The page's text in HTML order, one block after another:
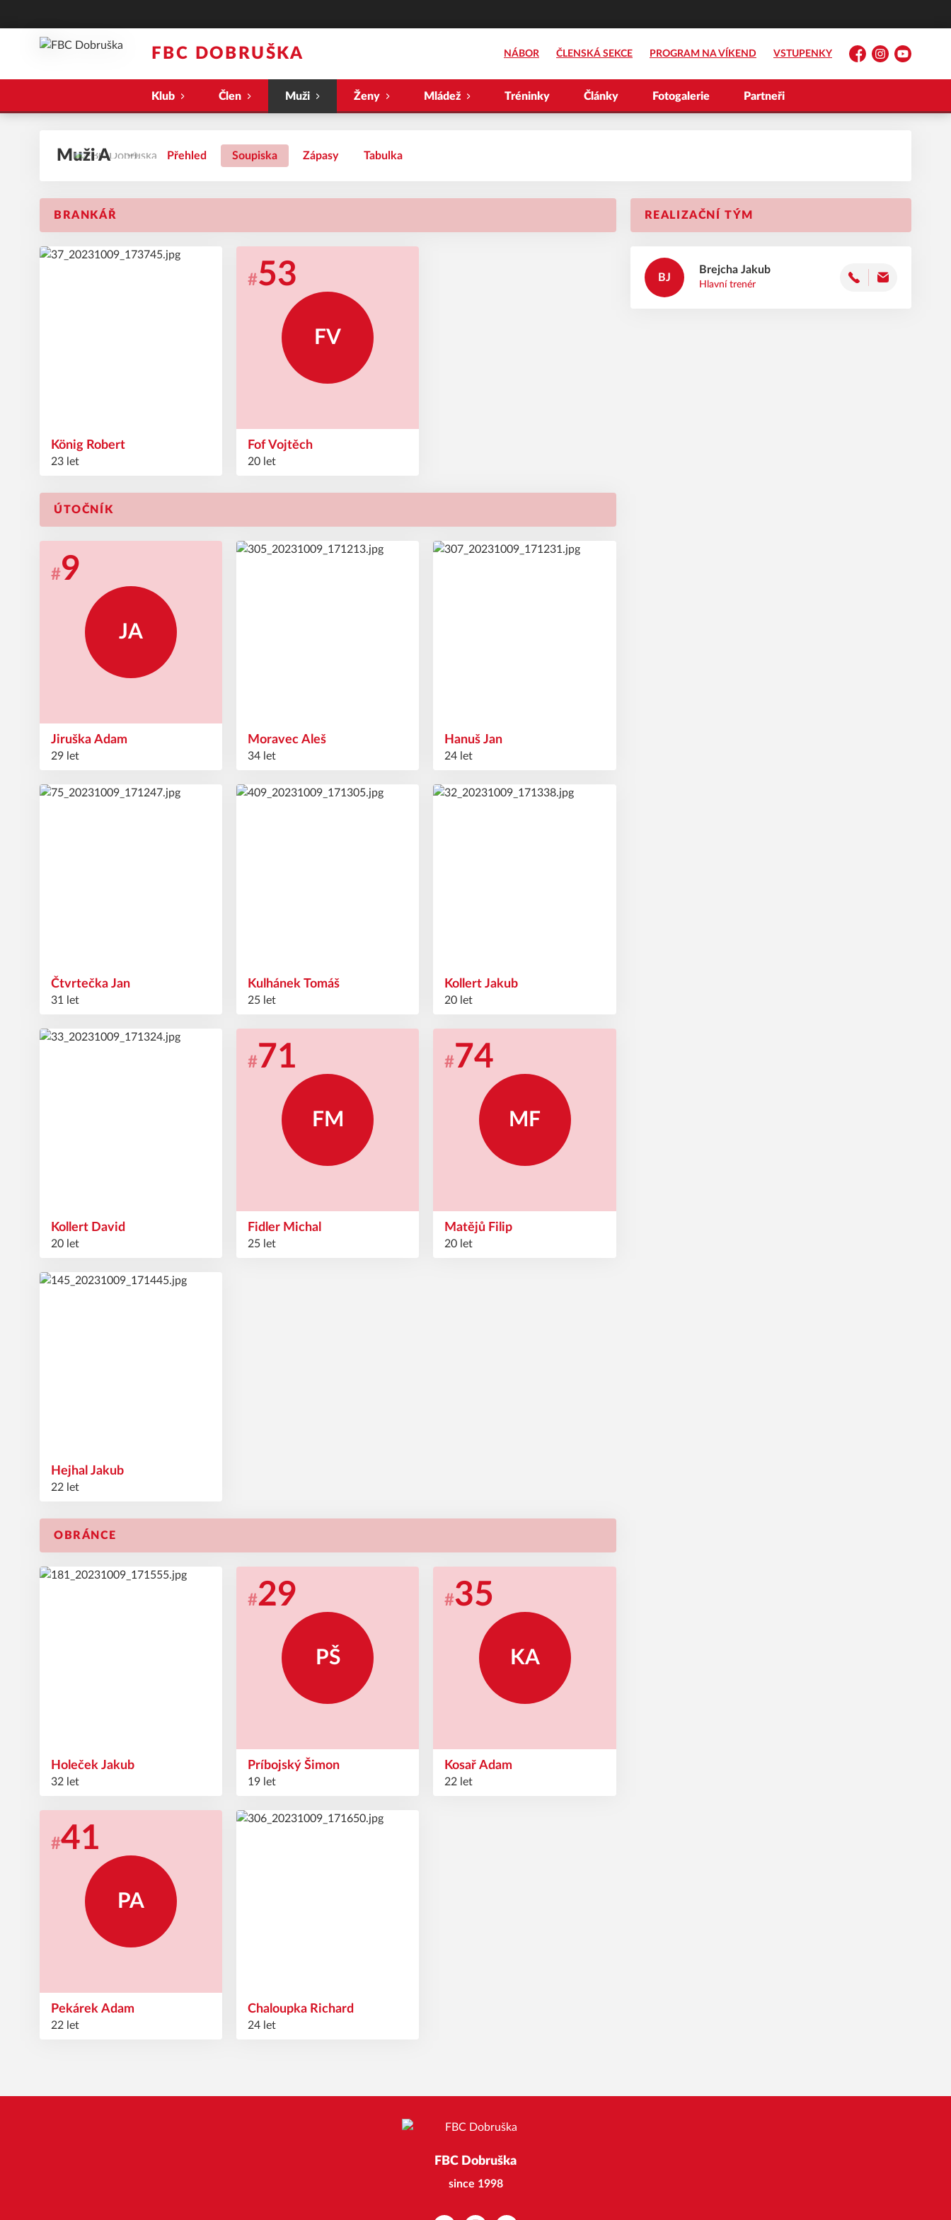
FBC DOBRUŠKA NÁBOR ČLENSKÁ SEKCE PROGRAM NA VÍKEND VSTUPENKY
FacebookInstagramYouTube
Klub Člen Muži Ženy Mládež Tréninky Články Fotogalerie Partneři
Muži A Přehled Soupiska Zápasy Tabulka
REALIZAČNÍ TÝM
BJ
Jakub
Brejcha
Hlavní trenér
BRANKÁŘ
Robert
König
23 let
FV
Vojtěch
Fof
20 let
#53
ÚTOČNÍK
JA
Adam
Jiruška
29 let
#9
Aleš
Moravec
34 let
Jan
Hanuš
24 let
Jan
Čtvrtečka
31 let
Tomáš
Kulhánek
25 let
Jakub
Kollert
20 let
David
Kollert
20 let
FM
Michal
Fidler
25 let
#71
MF
Filip
Matějů
20 let
#74
Jakub
Hejhal
22 let
OBRÁNCE
Jakub
Holeček
32 let
PŠ
Šimon
Príbojský
19 let
#29
KA
Adam
Kosař
22 let
#35
PA
Adam
Pekárek
22 let
#41
Richard
Chaloupka
24 let
FBC Dobruška
since 1998